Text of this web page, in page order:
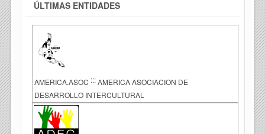
ÚLTIMAS ENTIDADES
AMERICA.ASOC ::: AMERICA ASOCIACION DE
DESARROLLO INTERCULTURAL